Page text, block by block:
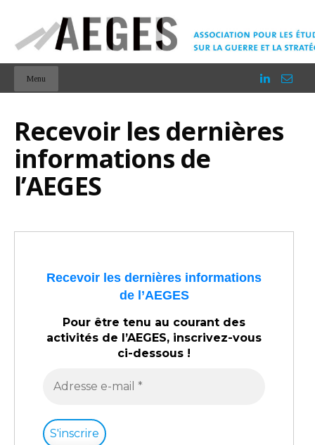
Menu
Recevoir les dernières
informations de
l’AEGES
Recevoir les dernières informations
de l’AEGES
Pour être tenu au courant des
activités de l’AEGES, inscrivez-vous
ci-dessous !